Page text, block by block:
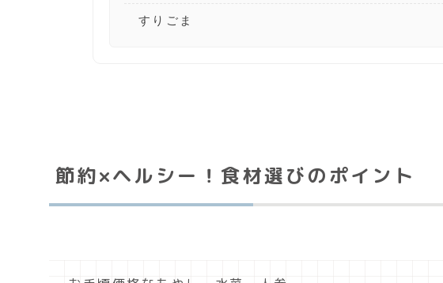
すりごま
節約×ヘルシー！食材選びのポイント